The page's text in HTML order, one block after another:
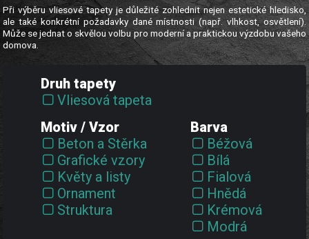
Při výběru vliesové tapety je důležité zohlednit nejen estetické hledisko,
ale také konkrétní požadavky dané místnosti (např. vlhkost, osvětlení).
Může se jednat o skvělou volbu pro moderní a praktickou výzdobu vašeho
domova.
Druh tapety
Vliesová tapeta
Motiv / Vzor
Beton a Stěrka
Grafické vzory
Květy a listy
Ornament
Struktura
Barva
Béžová
Bílá
Fialová
Hnědá
Krémová
Modrá